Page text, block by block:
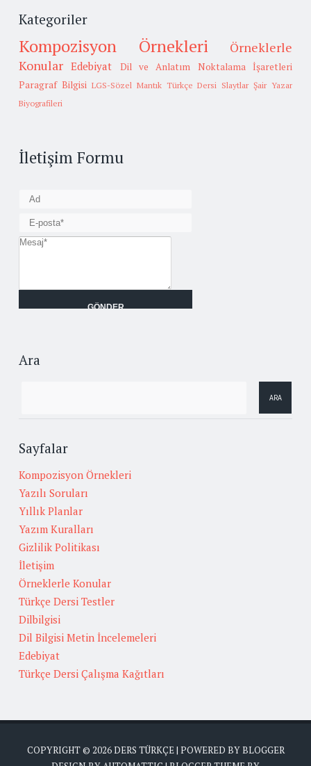
Kategoriler
Kompozisyon Örnekleri
Örneklerle
Konular Edebiyat Dil ve Anlatım
Noktalama İşaretleri
Paragraf Bilgisi LGS-Sözel Mantık Türkçe Dersi Slaytlar Şair Yazar
Biyografileri
İletişim Formu
Ara
Sayfalar
Kompozisyon Örnekleri
Yazılı Soruları
Yıllık Planlar
Yazım Kuralları
Gizlilik Politikası
İletişim
Örneklerle Konular
Türkçe Dersi Testler
Dilbilgisi
Dil Bilgisi Metin İncelemeleri
Edebiyat
Türkçe Dersi Çalışma Kağıtları
COPYRIGHT © 2026DERS TÜRKÇE| POWERED BYBLOGGER